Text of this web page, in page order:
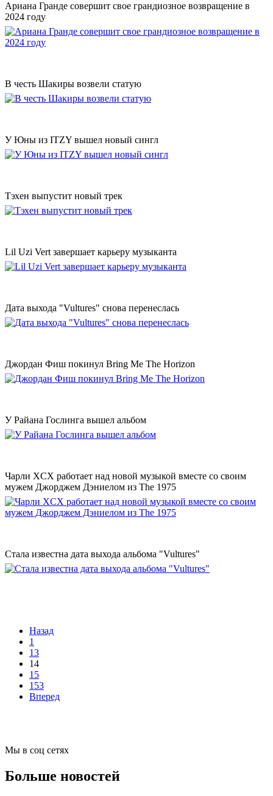
Ариана Гранде совершит свое грандиозное возвращение в
2024 году
В честь Шакиры возвели статую
У Юны из ITZY вышел новый сингл
Тэхен выпустит новый трек
Lil Uzi Vert завершает карьеру музыканта
Дата выхода "Vultures" снова перенеслась
Джордан Фиш покинул Bring Me The Horizon
У Райана Гослинга вышел альбом
Чарли XCX работает над новой музыкой вместе со своим
мужем Джорджем Дэниелом из The 1975
Стала известна дата выхода альбома "Vultures"
Назад
1
13
14
15
153
Вперед
Мы в соц сетях
Больше новостей